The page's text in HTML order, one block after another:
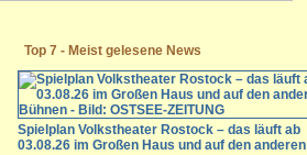
Top 7 - Meist gelesene News
Spielplan Volkstheater Rostock – das läuft ab
03.08.26 im Großen Haus und auf den anderen